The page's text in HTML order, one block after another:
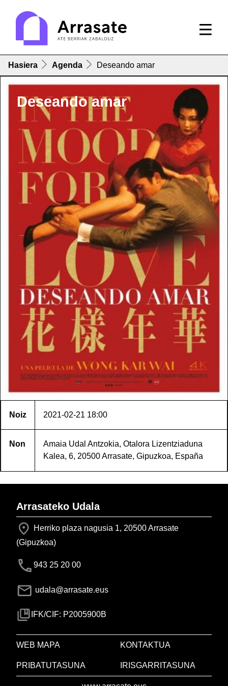
Hasiera Agenda Deseando amar
Deseando amar
Noiz 2021-02-21 18:00
Non
Amaia Udal Antzokia, Otalora Lizentziaduna
Kalea, 6, 20500 Arrasate, Gipuzkoa, España
Arrasateko Udala
Herriko plaza nagusia 1, 20500 Arrasate
(Gipuzkoa)
943 25 20 00
udala@arrasate.eus
IFK/CIF: P2005900B
WEB MAPA KONTAKTUA
PRIBATUTASUNA IRISGARRITASUNA